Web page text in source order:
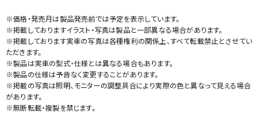
※価格・発売月は製品発売前では予定を表示しています。
※掲載しておりますイラスト・写真は製品と一部異なる場合があります。
※掲載しております実車の写真は各種権利の関係上、すべて転載禁止とさせてい
ただきます。
※製品は実車の型式・仕様とは異なる場合もあります。
※製品の仕様は予告なく変更することがあります。
※掲載の写真は照明、モニターの調整具合により実際の色と異なって見える場合
があります。
※無断転載・複製を禁じます。